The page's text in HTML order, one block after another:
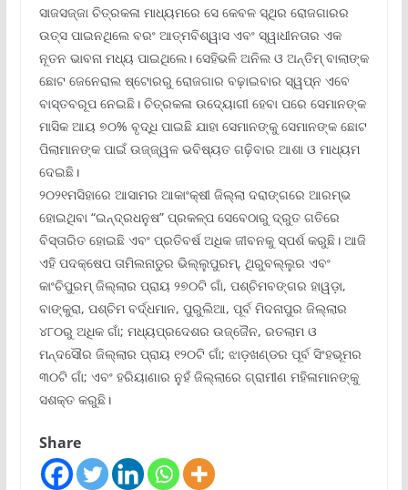
ସାଜସଜ୍ଜା ଚିତ୍ରକଳା ମାଧ୍ୟମରେ ସେ କେବଳ ସ୍ଥିର ରୋଜଗାରର
ଉତ୍ସ ପାଇନଥିଲେ ବରଂ ଆତ୍ମବିଶ୍ୱାସ ଏବଂ ସ୍ୱାଧୀନତାର ଏକ
ନୂତନ ଭାବନା ମଧ୍ୟ ପାଇଥିଲେ। ସେହିଭଳି ଅନିଲ ଓ ଅନ୍ତିମ୍ ବାଲାଙ୍କ
ଛୋଟ ଜେନେରାଲ ଷ୍ଟୋରରୁ ରୋଜଗାର ବଢ଼ାଇବାର ସ୍ୱପ୍ନ ଏବେ
ବାସ୍ତବରୂପ ନେଇଛି। ଚିତ୍ରକଳା ଉଦ୍ୟୋଗୀ ହେବା ପରେ ସେମାନଙ୍କ
ମାସିକ ଆୟ ୭୦% ବୃଦ୍ଧି ପାଇଛି ଯାହା ସେମାନଙ୍କୁ ସେମାନଙ୍କ ଛୋଟ
ପିଲାମାନଙ୍କ ପାଇଁ ଉଜ୍ଜ୍ୱଳ ଭବିଷ୍ୟତ ଗଢ଼ିବାର ଆଶା ଓ ମାଧ୍ୟମ
ଦେଇଛି।
୨୦୨୧ମସିହାରେ ଆସାମର ଆକାଂକ୍ଷୀ ଜିଲ୍ଲା ଦରାଙ୍ଗରେ ଆରମ୍ଭ
ହୋଇଥିବା “ଇନ୍ଦ୍ରଧନୁଷ” ପ୍ରକଳ୍ପ ସେବେଠାରୁ ଦ୍ରୁତ ଗତିରେ
ବିସ୍ତାରିତ ହୋଇଛି ଏବଂ ପ୍ରତିବର୍ଷ ଅଧିକ ଜୀବନକୁ ସ୍ପର୍ଶ କରୁଛି। ଆଜି
ଏହି ପଦକ୍ଷେପ ତାମିଲନାଡୁର ଭିଲ୍ଲୁପୁରମ୍‌, ଥିରୁବଲ୍ଲୁର ଏବଂ
କାଂଚିପୁରମ୍ ଜିଲ୍ଲାର ପ୍ରାୟ ୨୭୦ଟି ଗାଁ, ପଶ୍ଚିମବଙ୍ଗର ହାୱଡ଼ା,
ବାଙ୍କୁରା, ପଶ୍ଚିମ ବର୍ଦ୍ଧମାନ, ପୁରୁଲିଆ, ପୂର୍ବ ମିଦନାପୁର ଜିଲ୍ଲାର
୪୮୦ରୁ ଅଧିକ ଗାଁ; ମଧ୍ୟପ୍ରଦେଶର ଉଜ୍ଜୈନ, ରତଲାମ ଓ
ମନ୍ଦସୌର ଜିଲ୍ଲାର ପ୍ରାୟ ୧୨୦ଟି ଗାଁ; ଝାଡ଼ଖଣ୍ଡର ପୂର୍ବ ସିଂହଭୂମର
୩୦ଟି ଗାଁ; ଏବଂ ହରିୟାଣାର ନୁହଁ ଜିଲ୍ଲାରେ ଗ୍ରାମୀଣ ମହିଳାମାନଙ୍କୁ
ସଶକ୍ତ କରୁଛି।
Share